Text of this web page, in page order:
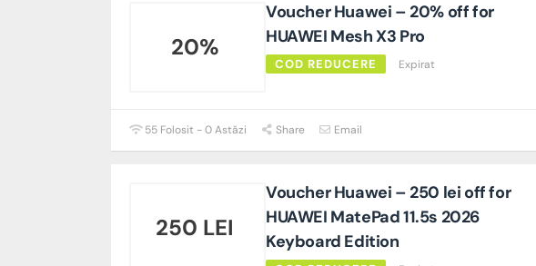
20%
Voucher Huawei – 20% off for
HUAWEI Mesh X3 Pro
COD REDUCERE Expirat
55 Folosit - 0 Astăzi Share Email
250 LEI
Voucher Huawei – 250 lei off for
HUAWEI MatePad 11.5s 2026
Keyboard Edition